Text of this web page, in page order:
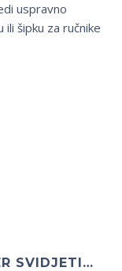
uspravno
šipku za ručnike
SVIDJETI…